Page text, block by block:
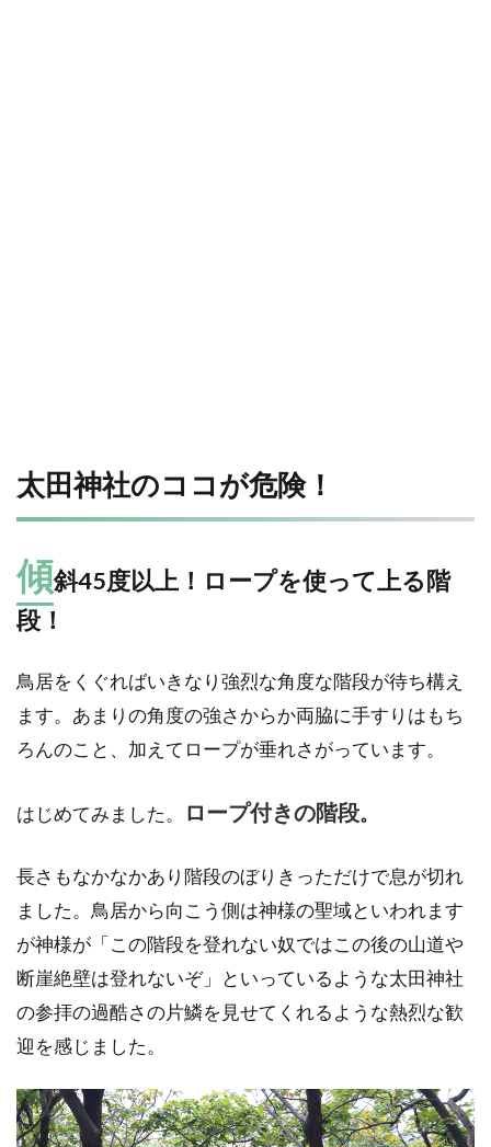
太田神社のココが危険！
傾斜45度以上！ロープを使って上る階
段！
鳥居をくぐればいきなり強烈な角度な階段が待ち構え
ます。あまりの角度の強さからか両脇に手すりはもち
ろんのこと、加えてロープが垂れさがっています。
はじめてみました。 ロープ付きの階段。
長さもなかなかあり階段のぼりきっただけで息が切れ
ました。鳥居から向こう側は神様の聖域といわれます
が神様が「この階段を登れない奴ではこの後の山道や
断崖絶壁は登れないぞ」といっているような太田神社
の参拝の過酷さの片鱗を見せてくれるような熱烈な歓
迎を感じました。